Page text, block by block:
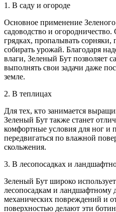
1. В саду и огороде
Основное применение
садоводство и
грядках, пропалывать сорняки,
собирать урожай. Благодаря
влаги, Зеленый Бут позволяет
выполнять свои задачи даже
земле.
2. В теплицах
Для тех, кто занимается
Зеленый Бут также станет
комфортные условия для ног и
передвигаться по влажной
скольжения.
3. В лесопосадках и
Зеленый Бут широко
лесопосадкам и ландшафтному
механических повреждений и
поверхностью делают эти